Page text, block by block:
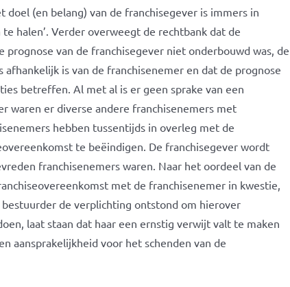
(en belang) van de franchisegever is immers in
halen’. Verder overweegt de rechtbank dat de
van de franchisegever niet onderbouwd was, de
is van de franchisenemer en dat de prognose
betreffen. Al met al is er geen sprake van een
waren er diverse andere franchisenemers met
hebben tussentijds in overleg met de
te beëindigen. De franchisegever wordt
franchisenemers waren. Naar het oordeel van de
met de franchisenemer in kwestie,
de verplichting ontstond om hierover
laat staan dat haar een ernstig verwijt valt te maken
aansprakelijkheid voor het schenden van de